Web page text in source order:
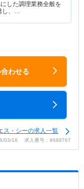
した調理業務全般を
し、…
わせる
ス・シーの求人一覧
03/16 求人番号：9689767